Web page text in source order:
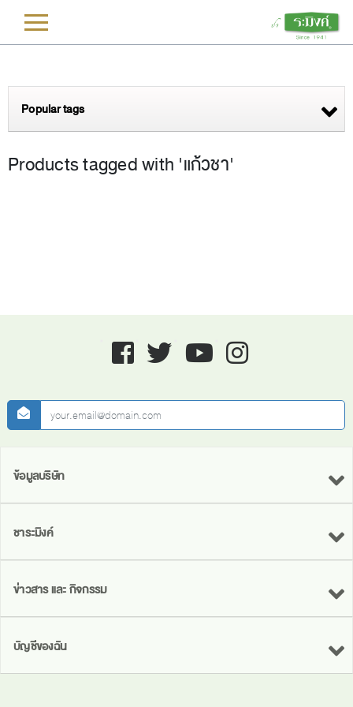
Popular tags
Products tagged with 'แก้วชา'
Facebook twitter youtube instagram
newsletter
ข้อมูลบริษัท
ชาระมิงค์
ข่าวสาร และ กิจกรรม
บัญชีของฉัน